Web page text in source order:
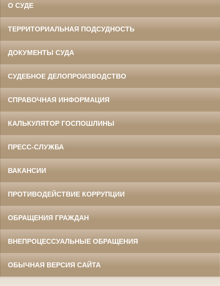
О СУДЕ
ТЕРРИТОРИАЛЬНАЯ ПОДСУДНОСТЬ
ДОКУМЕНТЫ СУДА
СУДЕБНОЕ ДЕЛОПРОИЗВОДСТВО
СПРАВОЧНАЯ ИНФОРМАЦИЯ
КАЛЬКУЛЯТОР ГОСПОШЛИНЫ
ПРЕСС-СЛУЖБА
ВАКАНСИИ
ПРОТИВОДЕЙСТВИЕ КОРРУПЦИИ
ОБРАЩЕНИЯ ГРАЖДАН
ВНЕПРОЦЕССУАЛЬНЫЕ ОБРАЩЕНИЯ
ОБЫЧНАЯ ВЕРСИЯ САЙТА